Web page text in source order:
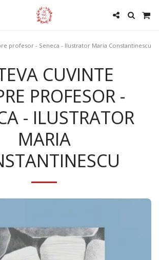
profesor - Seneca - Ilustrator Maria Constantinescu
CUVINTE
PROFESOR -
- ILUSTRATOR
MARIA